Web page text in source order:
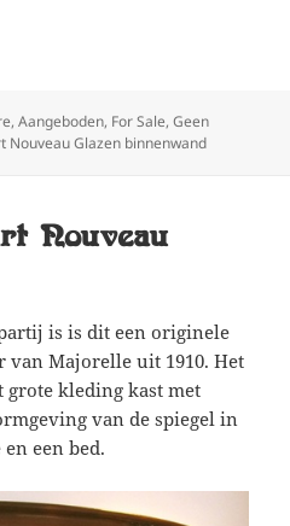
,Aangeboden, For Sale,Geen
Nouveau Glazen binnenwand
Nouveau
is is dit een originele
van Majorelle uit 1910. Het
grote kleding kast met
van de spiegel in
een bed.